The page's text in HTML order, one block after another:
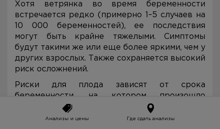
Хотя ветрянка во время беременности
встречается редко (примерно 1–5 случаев на
10 000 беременностей), ее последствия
могут быть крайне тяжелыми. Симптомы
будут такими же или еще более яркими, чем у
других взрослых. Также сохраняется высокий
риск осложнений.
Риски для плода зависят от срока
беременности, на котором произошло
заражение матери:
первый триместр (1–12 неделя) — риск
Анализы и цены Где сдать анализы